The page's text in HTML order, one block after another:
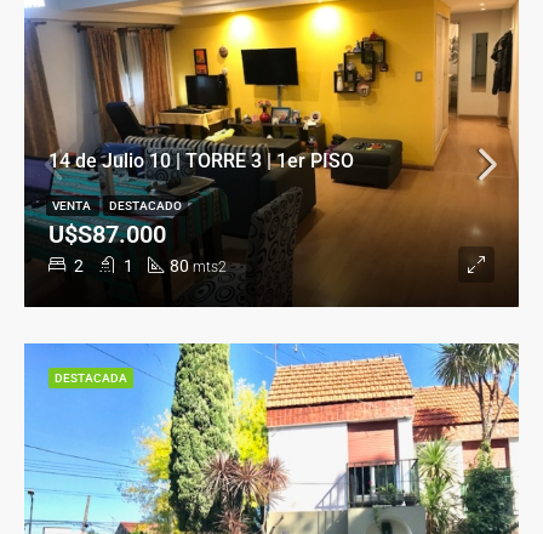
14 de Julio 10 | TORRE 3 | 1er PISO
2 1 80 mts2
U$S87.000
VENTA DESTACADO
DESTACADA